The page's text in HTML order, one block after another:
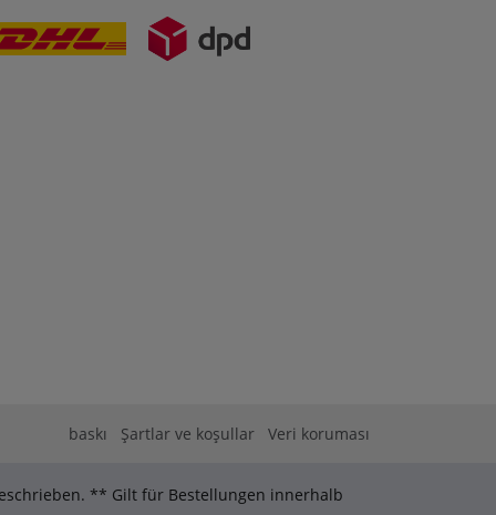
baskı Şartlar ve koşullar Veri koruması
** Gilt für Bestellungen innerhalb